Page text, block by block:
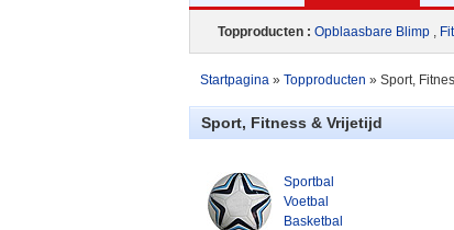
Topproducten : Opblaasbare Blimp ,
Startpagina » Topproducten » Sport,
Sport, Fitness & Vrijetijd
Sportbal
Voetbal
Basketbal